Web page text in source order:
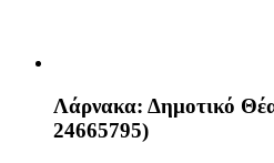
Λάρνακα: Δημοτικό
24665795)